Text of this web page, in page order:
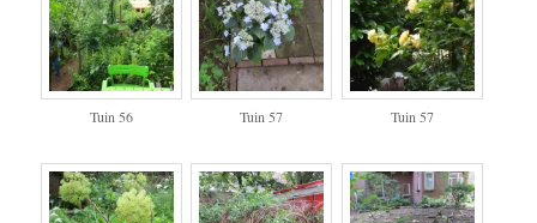
Tuin 56 Tuin 57 Tuin 57